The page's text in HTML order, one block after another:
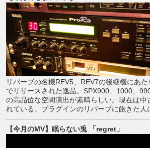
リバーブの名機REV5、REV7の後継機にあ
でリリースされた逸品。SPX900、1000、
の高品位な空間演出が素晴らしい。現在は中
れている。プラグインのリバーブに飽きた人
【今月のMV】眠らない兎 「regret」